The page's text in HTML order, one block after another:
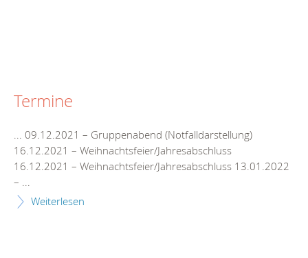
Termine
... 09.12.2021 – Gruppenabend (Notfalldarstellung)
16.12.2021 – Weihnachtsfeier/Jahresabschluss
16.12.2021 – Weihnachtsfeier/Jahresabschluss 13.01.2022
– ...
Weiterlesen